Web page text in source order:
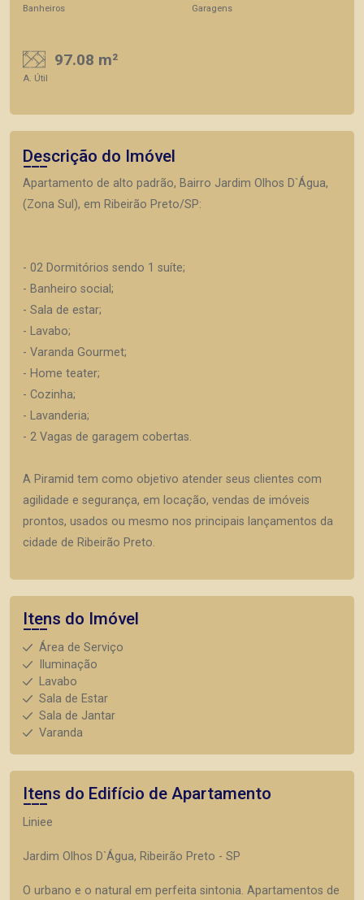
Banheiros Garagens
97.08 m²
A. Útil
Descrição do Imóvel
Apartamento de alto padrão, Bairro Jardim Olhos D`Água,
(Zona Sul), em Ribeirão Preto/SP:
- 02 Dormitórios sendo 1 suíte;
- Banheiro social;
- Sala de estar;
- Lavabo;
- Varanda Gourmet;
- Home teater;
- Cozinha;
- Lavanderia;
- 2 Vagas de garagem cobertas.
A Piramid tem como objetivo atender seus clientes com
agilidade e segurança, em locação, vendas de imóveis
prontos, usados ou mesmo nos principais lançamentos da
cidade de Ribeirão Preto.
Itens do Imóvel
Área de Serviço
Iluminação
Lavabo
Sala de Estar
Sala de Jantar
Varanda
Itens do Edifício de Apartamento
Liniee
Jardim Olhos D`Água, Ribeirão Preto - SP
O urbano e o natural em perfeita sintonia. Apartamentos de